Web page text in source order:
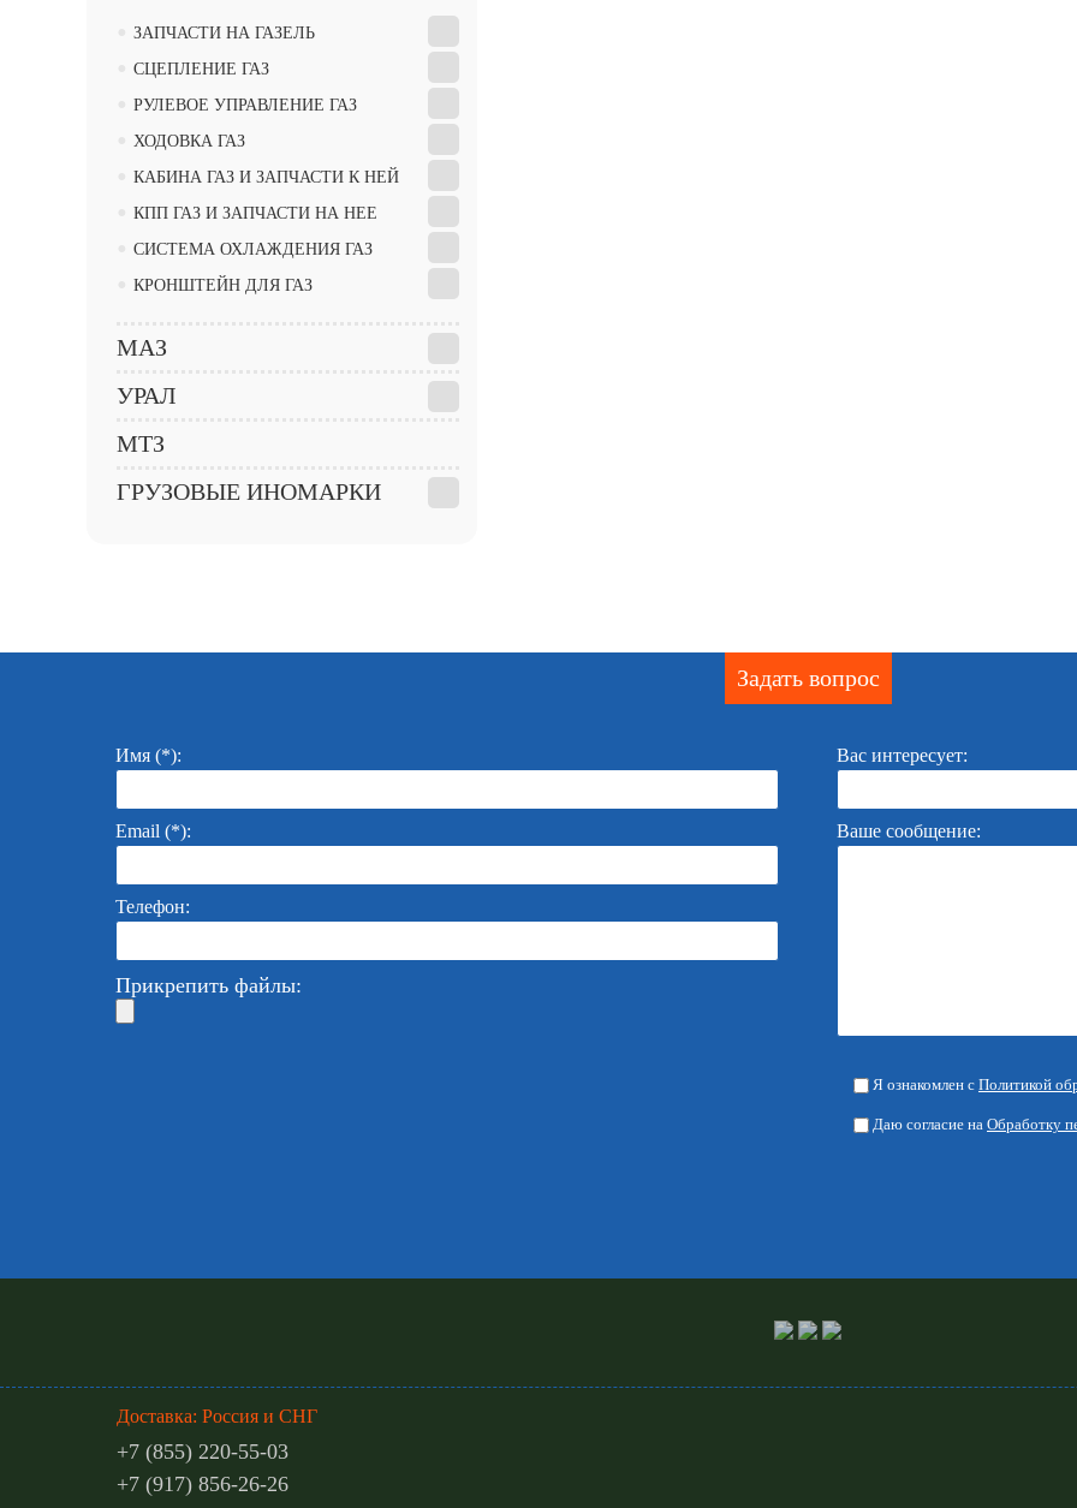
ЗАПЧАСТИ НА ГАЗЕЛЬ
СЦЕПЛЕНИЕ ГАЗ
РУЛЕВОЕ УПРАВЛЕНИЕ ГАЗ
ХОДОВКА ГАЗ
КАБИНА ГАЗ И ЗАПЧАСТИ К НЕЙ
КПП ГАЗ И ЗАПЧАСТИ НА НЕЕ
СИСТЕМА ОХЛАЖДЕНИЯ ГАЗ
КРОНШТЕЙН ДЛЯ ГАЗ
МАЗ
УРАЛ
МТЗ
ГРУЗОВЫЕ ИНОМАРКИ
Задать вопрос
Имя (*):
Email (*):
Телефон:
Прикрепить файлы:
Вас интересует:
Ваше сообщение:
Я ознакомлен с Политикой
Даю согласие на Обработку
Доставка: Россия и СНГ
+7 (855) 220-55-03
+7 (917) 856-26-26